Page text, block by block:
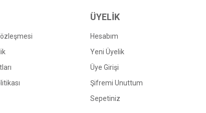
Gönder
ÜYELİK
Hesabım
Yeni Üyelik
Üye Girişi
Şifremi Unuttum
Sepetiniz